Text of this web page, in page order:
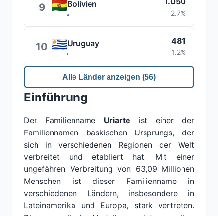
9 Bolivien
2.7%
10 Uruguay 481
1.2%
Alle Länder anzeigen (56)
Einführung
Der Familienname Uriarte ist einer der
Familiennamen baskischen Ursprungs, der
sich in verschiedenen Regionen der Welt
verbreitet und etabliert hat. Mit einer
ungefähren Verbreitung von 63,09 Millionen
Menschen ist dieser Familienname in
verschiedenen Ländern, insbesondere in
Lateinamerika und Europa, stark vertreten.